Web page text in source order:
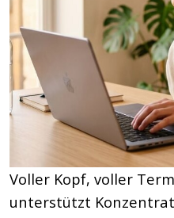
Voller Kopf, voller
unterstützt